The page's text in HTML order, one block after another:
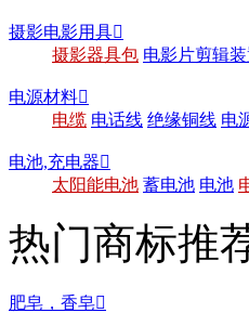
摄影电影用具
摄影器具包 电影片剪辑
电源材料
电缆 电话线 绝缘铜线 电
电池,充电器
太阳能电池 蓄电池 电池
热门商标推
肥皂，香皂